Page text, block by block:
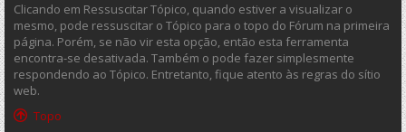
Clicando em Ressuscitar Tópico, quando estiver a visualizar o
mesmo, pode ressuscitar o Tópico para o topo do Fórum na primeira
página. Porém, se não vir esta opção, então esta ferramenta
encontra-se desativada. Também o pode fazer simplesmente
respondendo ao Tópico. Entretanto, fique atento às regras do sítio
web.
Topo